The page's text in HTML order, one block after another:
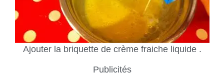
Ajouter la briquette de crème fraiche liquide .
Publicités